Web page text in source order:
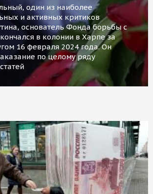
один из наиболее
и активных критиков
основатель Фонда борьбы с
в колонии в Харпе за
16 февраля 2024 года. Он
по целому ряду